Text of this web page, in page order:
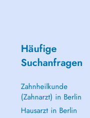
Häufige
Suchanfragen
Zahnheilkunde
(Zahnarzt) in Berlin
Hausarzt in Berlin